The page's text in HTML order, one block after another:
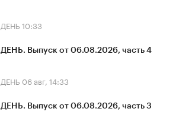
ДЕНЬ 10:33
ДЕНЬ. Выпуск от 06.08.2026, часть 4
ДЕНЬ 06 авг, 14:33
ДЕНЬ. Выпуск от 06.08.2026, часть 3